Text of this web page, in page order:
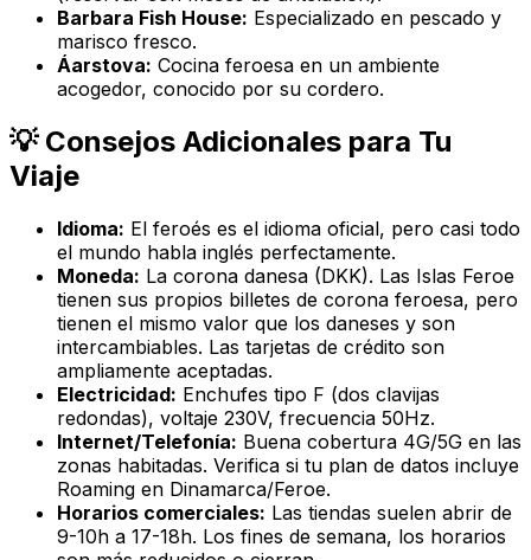
Barbara Fish House: Especializado en pescado y
marisco fresco.
Áarstova: Cocina feroesa en un ambiente
acogedor, conocido por su cordero.
💡 Consejos Adicionales para Tu
Viaje
Idioma: El feroés es el idioma oficial, pero casi todo
el mundo habla inglés perfectamente.
Moneda: La corona danesa (DKK). Las Islas Feroe
tienen sus propios billetes de corona feroesa, pero
tienen el mismo valor que los daneses y son
intercambiables. Las tarjetas de crédito son
ampliamente aceptadas.
Electricidad: Enchufes tipo F (dos clavijas
redondas), voltaje 230V, frecuencia 50Hz.
Internet/Telefonía: Buena cobertura 4G/5G en las
zonas habitadas. Verifica si tu plan de datos incluye
Roaming en Dinamarca/Feroe.
Horarios comerciales: Las tiendas suelen abrir de
9-10h a 17-18h. Los fines de semana, los horarios